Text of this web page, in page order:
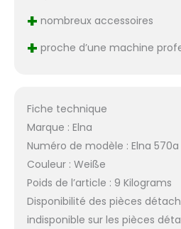
+ nombreux accessoires
+ proche d’une machine
Fiche technique
Marque : Elna
Numéro de modèle : Elna 570a
Couleur : Weiße
Poids de l’article : 9 Kilograms
Disponibilité des pièces
indisponible sur les pièces